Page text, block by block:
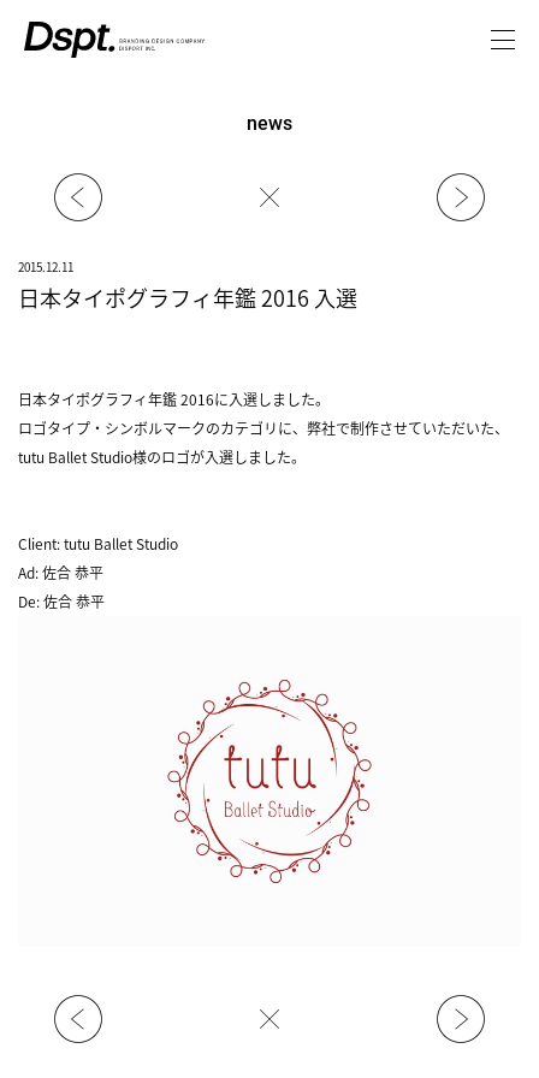
news
2015.12.11
日本タイポグラフィ年鑑 2016 入選
日本タイポグラフィ年鑑 2016に入選しました。
ロゴタイプ・シンボルマークのカテゴリに、弊社で制作させていただいた、
tutu Ballet Studio様のロゴが入選しました。
Client: tutu Ballet Studio
Ad: 佐合 恭平
De: 佐合 恭平